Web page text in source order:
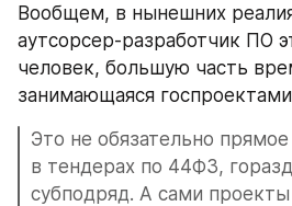
Вообщем, в нынешних
аутсорсер-разработчик ПО
человек, большую часть
занимающаяся
Это не обязательно
в тендерах по 44ФЗ,
субподряд. А сами проекты